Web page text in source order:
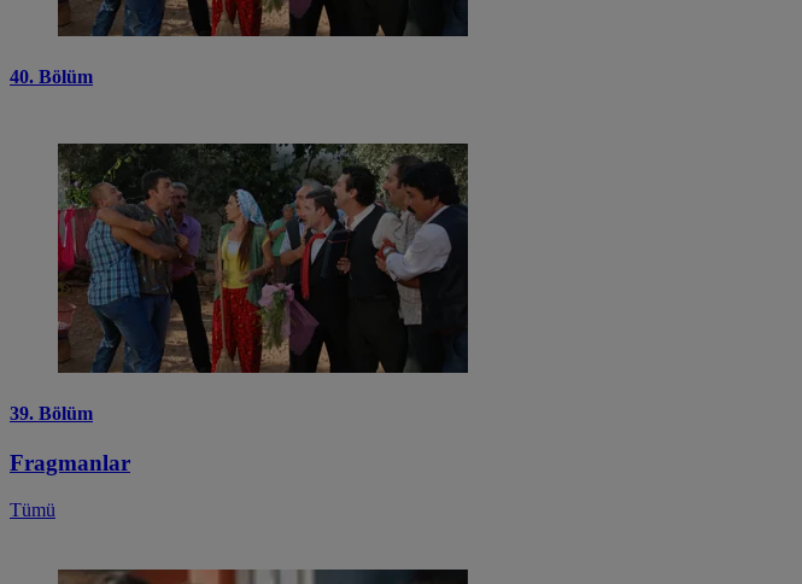
40. Bölüm
39. Bölüm
Fragmanlar
Tümü